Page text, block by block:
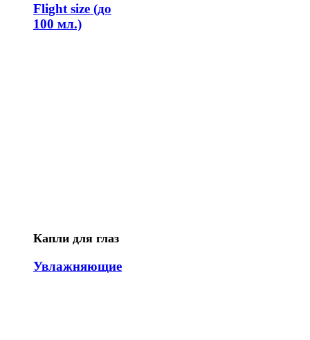
Flight size (до
100 мл.)
Капли для глаз
Увлажняющие